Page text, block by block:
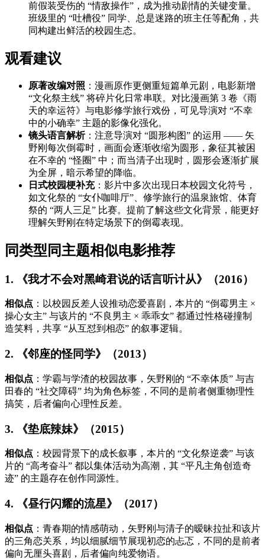
前假装受伤的 “情敌操作”，成为推动剧情的关键变量。
班级里的 “吐槽役” 同学、总是迷路的班主任等配角，共
同构建出鲜活的校园生态。
观看建议
原著改编对照 ：漫画原作更侧重短篇单元剧，电影新增
“文化祭主线” 将碎片化日常串联。对比漫画第 3 卷《雨
天的幸运符》与电影修学旅行戏份，可见导演对 “不幸
中的小确幸” 主题的影像化强化。
镜头语言解析：注意导演对 “圆形构图” 的运用 —— 矢
野刚每次倒霉时，画面会逐渐收缩为圆形，象征其被困
在不幸的 “怪圈” 中；而当清子出现时，圆形会逐渐扩展
为全屏，暗示希望的降临。
日式校园梗补充：影片中多次出现日本校园文化符号，
如文化祭的 “女仆咖啡厅”、修学旅行的温泉旅馆、体育
祭的 “两人三足” 比赛。提前了解这些文化背景，能更好
理解矢野刚在特定场景下的倒霉表现。
同类型同主题相似电影推荐
1. 《我才不会对黑崎君说的话言听计从》（2016）
相似点 ：以校园反差人设推动恋爱喜剧，本片的 “倒霉男主 ×
操心女主” 与该片的 “不良男主 × 乖乖女” 都通过性格碰撞制
造笑料，共享 “从互怼到相恋” 的叙事逻辑。
2. 《邻座的怪同学》（2013）
相似点 ：学霸与学渣的校园故事，矢野刚的 “不幸体质” 与吉
田春的 “社交障碍” 均为角色标签，不同的是前者侧重物理性
搞笑，后者偏向心理性反差。
3. 《垫底辣妹》（2015）
相似点 ：校园背景下的成长叙事，本片的 “文化祭逆袭” 与该
片的 “高考奋斗” 都以集体活动为高潮，其 “平凡主角创造奇
迹” 的主题存在创作同源性。
4. 《昼行闪耀的流星》（2017）
相似点 ：青春期的情感萌动，矢野刚与清子的暧昧拉扯和该片
的三角恋关系，均以细腻细节展现初恋的忐忑，不同的是前者
偏向无厘头喜剧，后者偏向纯爱物语。